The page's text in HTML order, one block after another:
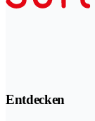
Entdecken